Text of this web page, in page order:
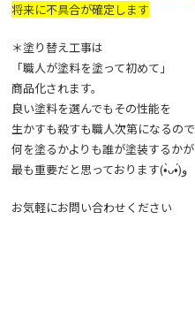
将来に不具合が確定します
＊塗り替え工事は
「職人が塗料を塗って初めて」
商品化されます。
良い塗料を選んでもその性能を
生かすも殺すも職人次第になるので
何を塗るかよりも誰が塗装するかが
最も重要だと思っております(•̀ᴗ•́)و
お気軽にお問い合わせください